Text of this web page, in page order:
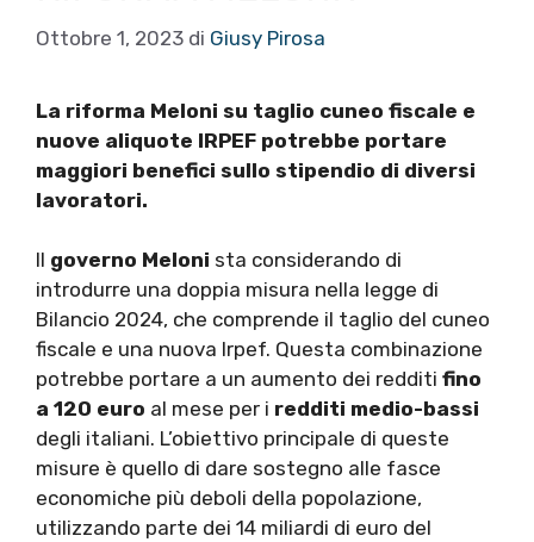
Ottobre 1, 2023 di Giusy Pirosa
La riforma Meloni su taglio cuneo fiscale e
nuove aliquote IRPEF potrebbe portare
maggiori benefici sullo stipendio di diversi
lavoratori.
Il governo Meloni sta considerando di
introdurre una doppia misura nella legge di
Bilancio 2024, che comprende il taglio del cuneo
fiscale e una nuova Irpef. Questa combinazione
potrebbe portare a un aumento dei redditi fino
a 120 euro al mese per i redditi medio-bassi
degli italiani. L’obiettivo principale di queste
misure è quello di dare sostegno alle fasce
economiche più deboli della popolazione,
utilizzando parte dei 14 miliardi di euro del